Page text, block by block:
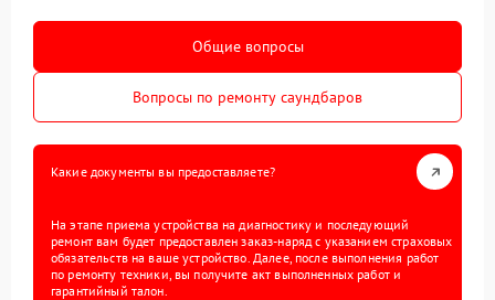
Общие вопросы
Вопросы по ремонту саундбаров
Какие документы вы предоставляете?
На этапе приема устройства на диагностику и последующий
ремонт вам будет предоставлен заказ-наряд с указанием страховых
обязательств на ваше устройство. Далее, после выполнения работ
по ремонту техники, вы получите акт выполненных работ и
гарантийный талон.